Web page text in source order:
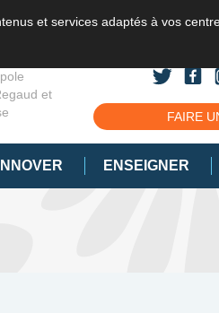
et services adaptés à vos
et
FAIRE
INNOVER ENSEIGNER